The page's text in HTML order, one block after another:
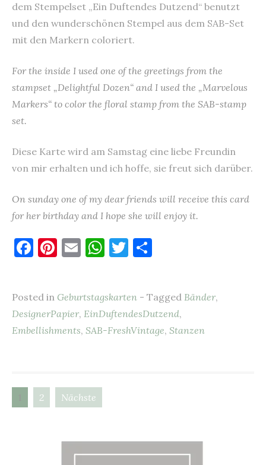
dem Stempelset „Ein Duftendes Dutzend“ benutzt
und den wunderschönen Stempel aus dem SAB-Set
mit den Markern coloriert.
For the inside I used one of the greetings from the
stampset „Delightful Dozen“ and I used the „Marvelous
Markers“ to color the floral stamp from the SAB-stamp
set.
Diese Karte wird am Samstag eine liebe Freundin
von mir erhalten und ich hoffe, sie freut sich darüber.
On sunday one of my dear friends will receive this card
for her birthday and I hope she will enjoy it.
F
e
b
k
Pi
es
t
E
l
W
s
A
T
te
r
n
Posted in Geburtstagskarten - Tagged Bänder,
DesignerPapier, EinDuftendesDutzend,
Embellishments, SAB-FreshVintage, Stanzen
Beitragsnavigation
2 Nächste